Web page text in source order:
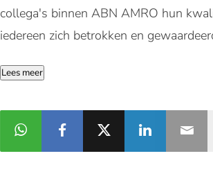
collega's binnen ABN AMRO hun
iedereen zich betrokken en
Lees meer